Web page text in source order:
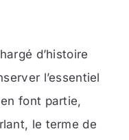
d’histoire
l’essentiel
font partie,
le terme de